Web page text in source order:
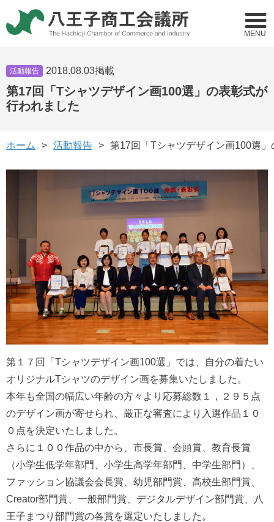
MENU
活動報告 2018.08.03掲載
第17回「Tシャツデザイン画100選」の表彰式が
行われました
ホーム 活動報告 第17回「Tシャツデザイン画100選
第１７回「Tシャツデザイン画100選」では、自分の着たい
オリジナルTシャツのデザイン画を募集いたしました。
本年も全国の幅広い年齢の方々より応募総数１，２９５点
のデザイン画が寄せられ、厳正な審査により入選作品１０
０点を決定いたしました。
さらに１００作品の中から、市長賞、会頭賞、教育長賞
（小学生低学年部門、小学生高学年部門、中学生部門）、
ファッション協議会会長賞、幼児部門賞、高校生部門賞、
Creator部門賞、一般部門賞、デジタルデザイン部門賞、八
王子まつり部門賞の各賞を選定いたしました。